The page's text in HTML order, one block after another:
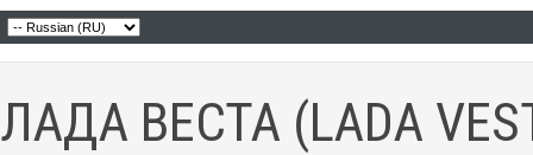
ЛАДА ВЕСТА (LADA